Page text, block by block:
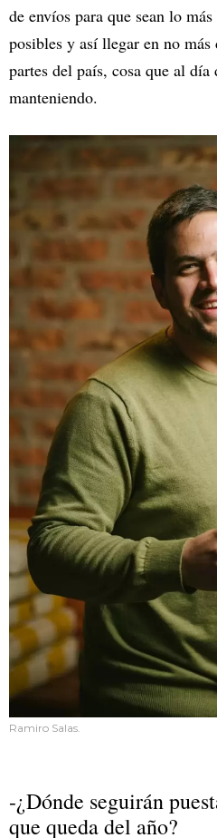
de envíos para que sean lo
posibles y así llegar en no
partes del país, cosa que al día
manteniendo.
Ramiro Salas.
-¿Dónde seguirán
que queda del año?